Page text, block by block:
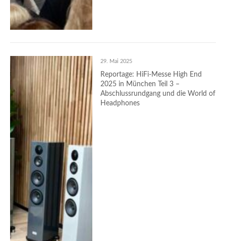
29. Mai 2025
Reportage: HiFi-Messe High End
2025 in München Teil 3 –
Abschlussrundgang und die World of
Headphones